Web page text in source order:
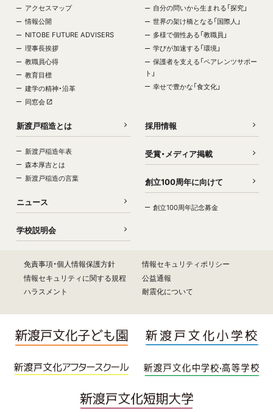
アクセスマップ
情報公開
NITOBE FUTURE ADVISERS
理事長挨拶
教職員心得
教育目標
建学の精神・沿革
同窓会
自分の問いから生まれる「探究」
世界の架け橋となる「国際人」
多様で個性ある「教職員」
学びが加速する「環境」
保護者を支える「ペアレンツサポー
ト」
幸せで豊かな「食文化」
新渡戸稲造とは
新渡戸稲造年表
森本厚吉とは
新渡戸稲造の言葉
ニュース
学校説明会
採用情報
受賞・メディア掲載
創立100周年に向けて
創立100周年記念募金
免責事項・個人情報保護方針
情報セキュリティポリシー
情報セキュリティに関する規程
公益通報
ハラスメント
耐震化について